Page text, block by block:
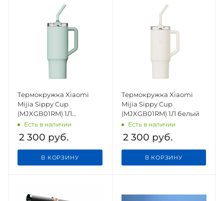
Термокружка Xiaomi
Mijia Sippy Cup
(MJXGB01RM) 1Л
зеленый
Есть в наличии
2 300 руб.
В КОРЗИНУ
Термокружка Xiaomi
Mijia Sippy Cup
(MJXGB01RM) 1Л белый
Есть в наличии
2 300 руб.
В КОРЗИНУ